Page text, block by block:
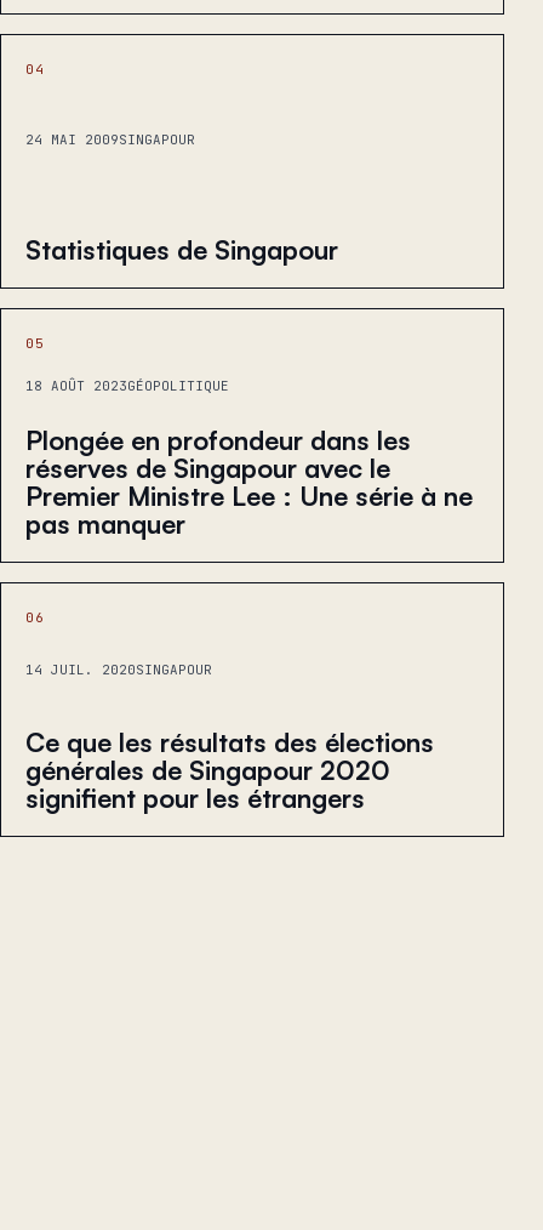
04
24 MAI 2009SINGAPOUR
Statistiques de Singapour
05
18 AOÛT 2023GÉOPOLITIQUE
Plongée en profondeur dans les
réserves de Singapour avec le
Premier Ministre Lee : Une série à ne
pas manquer
06
14 JUIL. 2020SINGAPOUR
Ce que les résultats des élections
générales de Singapour 2020
signifient pour les étrangers